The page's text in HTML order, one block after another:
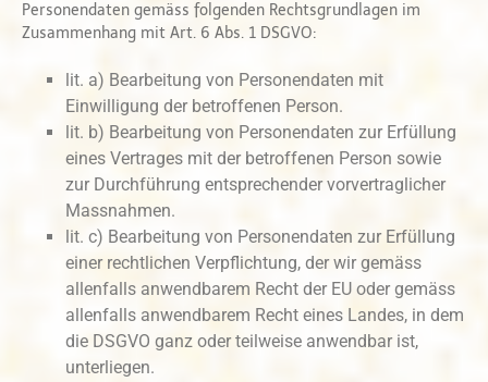
Personendaten gemäss folgenden Rechtsgrundlagen im
Zusammenhang mit Art. 6 Abs. 1 DSGVO:
lit. a) Bearbeitung von Personendaten mit
Einwilligung der betroffenen Person.
lit. b) Bearbeitung von Personendaten zur Erfüllung
eines Vertrages mit der betroffenen Person sowie
zur Durchführung entsprechender vorvertraglicher
Massnahmen.
lit. c) Bearbeitung von Personendaten zur Erfüllung
einer rechtlichen Verpflichtung, der wir gemäss
allenfalls anwendbarem Recht der EU oder gemäss
allenfalls anwendbarem Recht eines Landes, in dem
die DSGVO ganz oder teilweise anwendbar ist,
unterliegen.